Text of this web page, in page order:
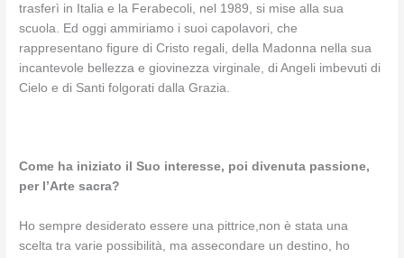
trasferì in Italia e la Ferabecoli, nel 1989, si mise alla sua
scuola. Ed oggi ammiriamo i suoi capolavori, che
rappresentano figure di Cristo regali, della Madonna nella sua
incantevole bellezza e giovinezza virginale, di Angeli imbevuti di
Cielo e di Santi folgorati dalla Grazia.
Come ha iniziato il Suo interesse, poi divenuta passione,
per l’Arte sacra?
Ho sempre desiderato essere una pittrice,non è stata una
scelta tra varie possibilità, ma assecondare un destino, ho